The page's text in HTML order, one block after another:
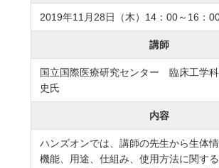
2019年11月28日（木）14：00～16：
講師
国立国際医療研究センター 臨床工
史氏
内容
ハンズオンでは、講師の先生から生体
機能、用途、仕組み、使用方法に関す